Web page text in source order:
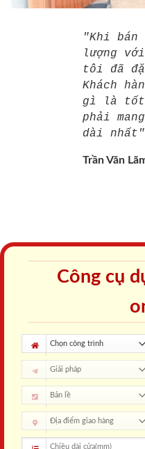
"Khi bán
lượng
tôi đã
Khách
gì là tốt
phải
dài nhất"
Trần Văn
Công cụ